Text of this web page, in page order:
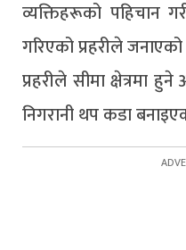
व्यक्तिहरूको पहिचान
गरिएको प्रहरीले
प्रहरीले सीमा क्षेत्रमा
निगरानी थप कडा